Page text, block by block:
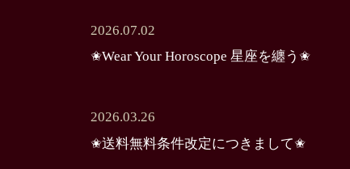
2026.07.02
✬Wear Your Horoscope 星座を纏う✬
2026.03.26
✬送料無料条件改定につきまして✬